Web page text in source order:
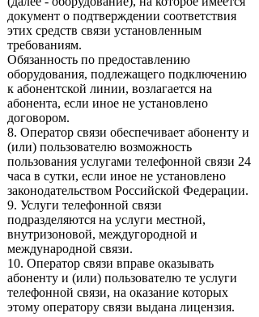
документ о подтверждении соответствия
этих средств связи установленным
требованиям.
Обязанность по предоставлению
оборудования, подлежащего подключению
к абонентской линии, возлагается на
абонента, если иное не установлено
договором.
8. Оператор связи обеспечивает абоненту и
(или) пользователю возможность
пользования услугами телефонной связи 24
часа в сутки, если иное не установлено
законодательством Российской Федерации.
9. Услуги телефонной связи
подразделяются на услуги местной,
внутризоновой, междугородной и
международной связи.
10. Оператор связи вправе оказывать
абоненту и (или) пользователю те услуги
телефонной связи, на оказание которых
этому оператору связи выдана лицензия.